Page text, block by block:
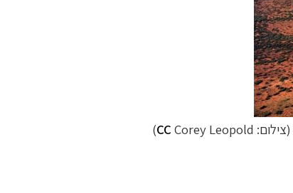
(צילום: CC Corey Leopold)